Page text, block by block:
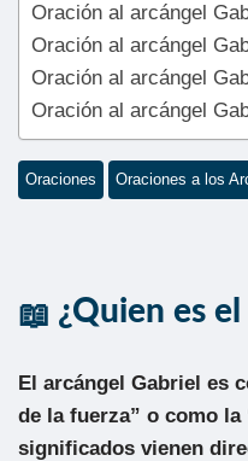
Oración al arcángel
Oración al arcángel
Oración al arcángel
Oración al arcángel
Oraciones Oraciones a los
¿Quien es
El arcángel Gabriel es
de la fuerza” o como
significados vienen